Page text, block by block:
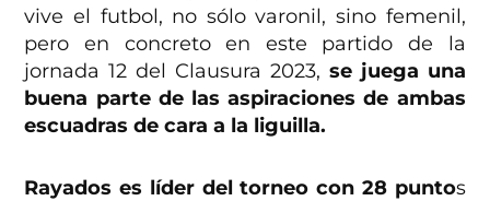
vive el futbol, no sólo varonil, sino femenil,
pero en concreto en este partido de la
jornada 12 del Clausura 2023, se juega una
buena parte de las aspiraciones de ambas
escuadras de cara a la liguilla.
Rayados es líder del torneo con 28 puntos